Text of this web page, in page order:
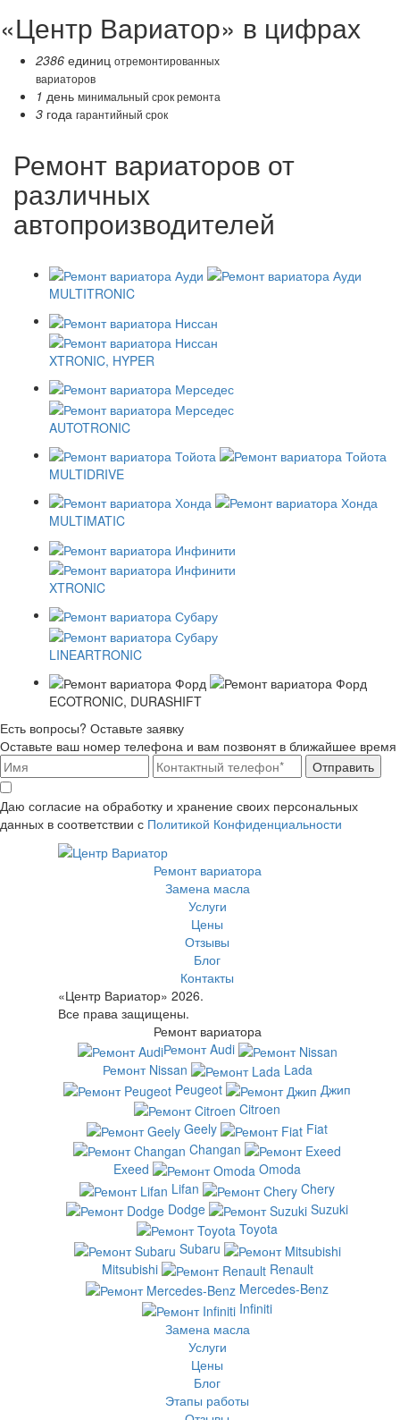
«Центр Вариатор» в цифрах
2386 единиц отремонтированных
вариаторов
1 день минимальный срок ремонта
3 года гарантийный срок
Ремонт вариаторов от
различных
автопроизводителей
MULTITRONIC
XTRONIC, HYPER
AUTOTRONIC
MULTIDRIVE
MULTIMATIC
XTRONIC
LINEARTRONIC
ECOTRONIC, DURASHIFT
Есть вопросы? Оставьте заявку
Оставьте ваш номер телефона и вам позвонят в ближайшее время
Отправить
Даю согласие на обработку и хранение своих персональных
данных в соответствии с Политикой Конфиденциальности
Ремонт вариатора
Замена масла
Услуги
Цены
Отзывы
Блог
Контакты
«Центр Вариатор» 2026.
Все права защищены.
Ремонт вариатора
Ремонт Audi
Ремонт Nissan
Lada
Peugeot
Джип
Citroen
Geely
Fiat
Changan
Exeed
Omoda
Lifan
Chery
Dodge
Suzuki
Toyota
Subaru
Mitsubishi
Renault
Mercedes-Benz
Infiniti
Замена масла
Услуги
Цены
Блог
Этапы работы